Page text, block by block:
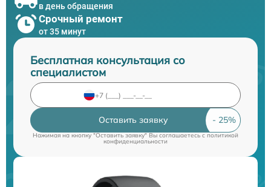
в день обращения
Срочный ремонт
от 35 минут
Бесплатная консультация со
специалистом
Оставить заявку
Нажимая на кнопку "Оставить заявку" Вы соглашаетесь cполитикой
конфиденциальности